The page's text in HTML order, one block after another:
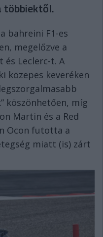
többiektől.
bahreini F1-es
megelőzve a
Leclerc-t. A
közepes keveréken
köszönhetően, míg
Martin és a Red
Ocon futotta a
miatt (is) zárt